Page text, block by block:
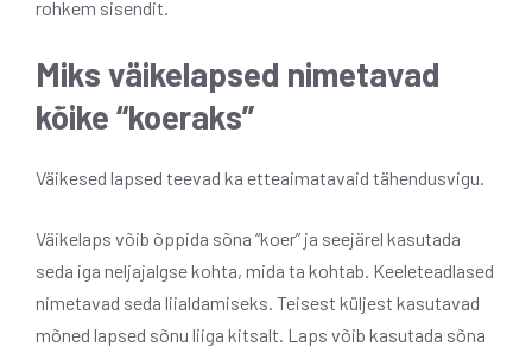
rohkem sisendit.
Miks väikelapsed nimetavad
kõike “koeraks”
Väikesed lapsed teevad ka etteaimatavaid tähendusvigu.
Väikelaps võib õppida sõna “koer” ja seejärel kasutada
seda iga neljajalgse kohta, mida ta kohtab. Keeleteadlased
nimetavad seda liialdamiseks. Teisest küljest kasutavad
mõned lapsed sõnu liiga kitsalt. Laps võib kasutada sõna